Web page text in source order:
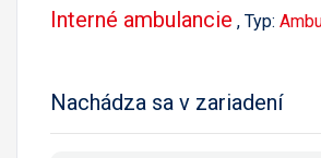
Interné ambulancie , Typ:
Nachádza sa v zariadení